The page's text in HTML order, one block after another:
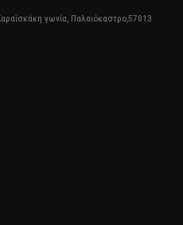
γωνία, Παλαιόκαστρο,57013